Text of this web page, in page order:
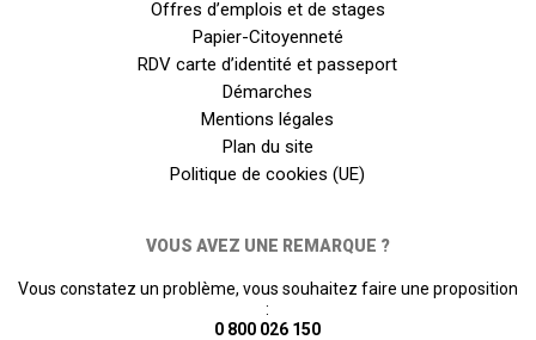
Offres d’emplois et de stages
Papier-Citoyenneté
RDV carte d’identité et passeport
Démarches
Mentions légales
Plan du site
Politique de cookies (UE)
VOUS AVEZ UNE REMARQUE ?
Vous constatez un problème, vous souhaitez faire une proposition
:
0 800 026 150